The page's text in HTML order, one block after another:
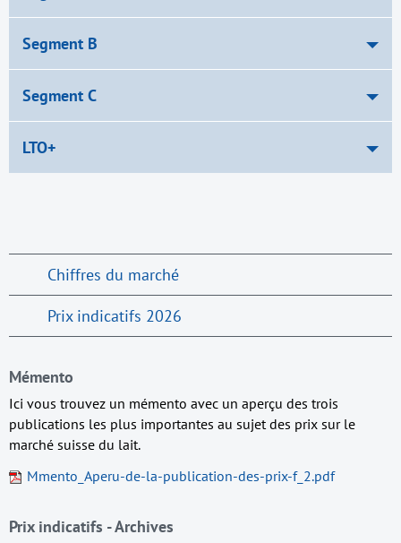
Segment B
Segment C
LTO+
Chiffres du marché
Prix indicatifs 2026
Mémento
Ici vous trouvez un mémento avec un aperçu des trois
publications les plus importantes au sujet des prix sur le
marché suisse du lait.
Mmento_Aperu-de-la-publication-des-prix-f_2.pdf
Prix indicatifs - Archives